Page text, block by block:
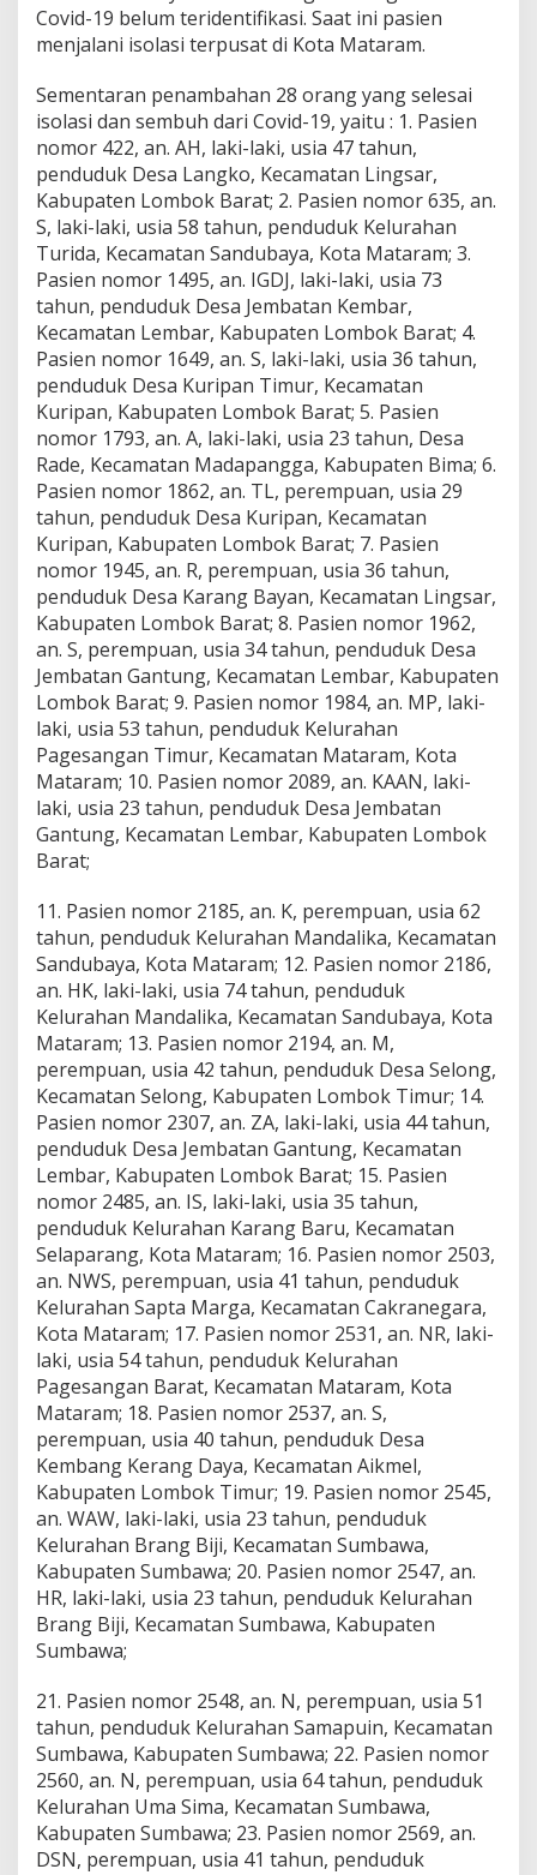
Covid-19 belum teridentifikasi. Saat ini pasien
menjalani isolasi terpusat di Kota Mataram.
Sementaran penambahan 28 orang yang selesai
isolasi dan sembuh dari Covid-19, yaitu : 1. Pasien
nomor 422, an. AH, laki-laki, usia 47 tahun,
penduduk Desa Langko, Kecamatan Lingsar,
Kabupaten Lombok Barat; 2. Pasien nomor 635, an.
S, laki-laki, usia 58 tahun, penduduk Kelurahan
Turida, Kecamatan Sandubaya, Kota Mataram; 3.
Pasien nomor 1495, an. IGDJ, laki-laki, usia 73
tahun, penduduk Desa Jembatan Kembar,
Kecamatan Lembar, Kabupaten Lombok Barat; 4.
Pasien nomor 1649, an. S, laki-laki, usia 36 tahun,
penduduk Desa Kuripan Timur, Kecamatan
Kuripan, Kabupaten Lombok Barat; 5. Pasien
nomor 1793, an. A, laki-laki, usia 23 tahun, Desa
Rade, Kecamatan Madapangga, Kabupaten Bima; 6.
Pasien nomor 1862, an. TL, perempuan, usia 29
tahun, penduduk Desa Kuripan, Kecamatan
Kuripan, Kabupaten Lombok Barat; 7. Pasien
nomor 1945, an. R, perempuan, usia 36 tahun,
penduduk Desa Karang Bayan, Kecamatan Lingsar,
Kabupaten Lombok Barat; 8. Pasien nomor 1962,
an. S, perempuan, usia 34 tahun, penduduk Desa
Jembatan Gantung, Kecamatan Lembar, Kabupaten
Lombok Barat; 9. Pasien nomor 1984, an. MP, laki-
laki, usia 53 tahun, penduduk Kelurahan
Pagesangan Timur, Kecamatan Mataram, Kota
Mataram; 10. Pasien nomor 2089, an. KAAN, laki-
laki, usia 23 tahun, penduduk Desa Jembatan
Gantung, Kecamatan Lembar, Kabupaten Lombok
Barat;
11. Pasien nomor 2185, an. K, perempuan, usia 62
tahun, penduduk Kelurahan Mandalika, Kecamatan
Sandubaya, Kota Mataram; 12. Pasien nomor 2186,
an. HK, laki-laki, usia 74 tahun, penduduk
Kelurahan Mandalika, Kecamatan Sandubaya, Kota
Mataram; 13. Pasien nomor 2194, an. M,
perempuan, usia 42 tahun, penduduk Desa Selong,
Kecamatan Selong, Kabupaten Lombok Timur; 14.
Pasien nomor 2307, an. ZA, laki-laki, usia 44 tahun,
penduduk Desa Jembatan Gantung, Kecamatan
Lembar, Kabupaten Lombok Barat; 15. Pasien
nomor 2485, an. IS, laki-laki, usia 35 tahun,
penduduk Kelurahan Karang Baru, Kecamatan
Selaparang, Kota Mataram; 16. Pasien nomor 2503,
an. NWS, perempuan, usia 41 tahun, penduduk
Kelurahan Sapta Marga, Kecamatan Cakranegara,
Kota Mataram; 17. Pasien nomor 2531, an. NR, laki-
laki, usia 54 tahun, penduduk Kelurahan
Pagesangan Barat, Kecamatan Mataram, Kota
Mataram; 18. Pasien nomor 2537, an. S,
perempuan, usia 40 tahun, penduduk Desa
Kembang Kerang Daya, Kecamatan Aikmel,
Kabupaten Lombok Timur; 19. Pasien nomor 2545,
an. WAW, laki-laki, usia 23 tahun, penduduk
Kelurahan Brang Biji, Kecamatan Sumbawa,
Kabupaten Sumbawa; 20. Pasien nomor 2547, an.
HR, laki-laki, usia 23 tahun, penduduk Kelurahan
Brang Biji, Kecamatan Sumbawa, Kabupaten
Sumbawa;
21. Pasien nomor 2548, an. N, perempuan, usia 51
tahun, penduduk Kelurahan Samapuin, Kecamatan
Sumbawa, Kabupaten Sumbawa; 22. Pasien nomor
2560, an. N, perempuan, usia 64 tahun, penduduk
Kelurahan Uma Sima, Kecamatan Sumbawa,
Kabupaten Sumbawa; 23. Pasien nomor 2569, an.
DSN, perempuan, usia 41 tahun, penduduk